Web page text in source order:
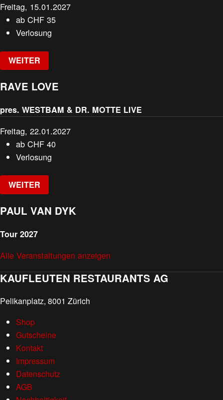
Freitag, 15.01.2027
abCHF 35
Verlosung
WEITER
RAVE LOVE
pres. WESTBAM & DR. MOTTE LIVE
Freitag, 22.01.2027
abCHF 40
Verlosung
WEITER
PAUL VAN DYK
Tour 2027
Alle Veranstaltungen anzeigen
KAUFLEUTEN RESTAURANTS AG
Pelikanplatz, 8001 Zürich
Shop
Gutscheine
Kontakt
Impressum
Datenschutz
AGB